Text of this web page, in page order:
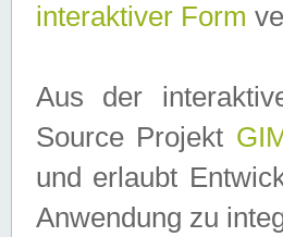
interaktiver Form
Aus der
Source Projekt
und erlaubt
Anwendung zu